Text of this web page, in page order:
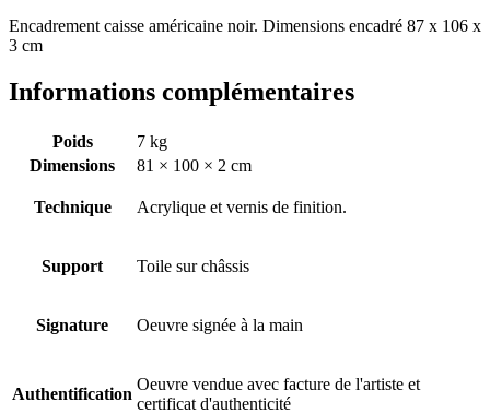
Encadrement caisse américaine noir. Dimensions encadré 87 x 106 x
3 cm
Informations complémentaires
Poids
7 kg
Dimensions
81 × 100 × 2 cm
Technique Acrylique et vernis de finition.
Support Toile sur châssis
Signature Oeuvre signée à la main
Authentification
Oeuvre vendue avec facture de l'artiste et
certificat d'authenticité